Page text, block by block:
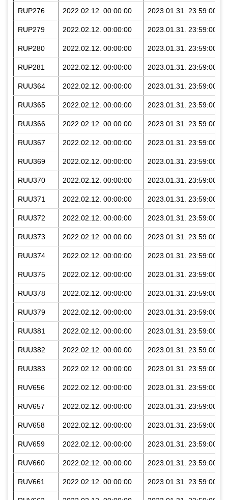
RUP276 2022.02.12. 00:00:00 2023.01.31. 23:59:00
RUP279 2022.02.12. 00:00:00 2023.01.31. 23:59:00
RUP280 2022.02.12. 00:00:00 2023.01.31. 23:59:00
RUP281 2022.02.12. 00:00:00 2023.01.31. 23:59:00
RUU364 2022.02.12. 00:00:00 2023.01.31. 23:59:00
RUU365 2022.02.12. 00:00:00 2023.01.31. 23:59:00
RUU366 2022.02.12. 00:00:00 2023.01.31. 23:59:00
RUU367 2022.02.12. 00:00:00 2023.01.31. 23:59:00
RUU369 2022.02.12. 00:00:00 2023.01.31. 23:59:00
RUU370 2022.02.12. 00:00:00 2023.01.31. 23:59:00
RUU371 2022.02.12. 00:00:00 2023.01.31. 23:59:00
RUU372 2022.02.12. 00:00:00 2023.01.31. 23:59:00
RUU373 2022.02.12. 00:00:00 2023.01.31. 23:59:00
RUU374 2022.02.12. 00:00:00 2023.01.31. 23:59:00
RUU375 2022.02.12. 00:00:00 2023.01.31. 23:59:00
RUU378 2022.02.12. 00:00:00 2023.01.31. 23:59:00
RUU379 2022.02.12. 00:00:00 2023.01.31. 23:59:00
RUU381 2022.02.12. 00:00:00 2023.01.31. 23:59:00
RUU382 2022.02.12. 00:00:00 2023.01.31. 23:59:00
RUU383 2022.02.12. 00:00:00 2023.01.31. 23:59:00
RUV656 2022.02.12. 00:00:00 2023.01.31. 23:59:00
RUV657 2022.02.12. 00:00:00 2023.01.31. 23:59:00
RUV658 2022.02.12. 00:00:00 2023.01.31. 23:59:00
RUV659 2022.02.12. 00:00:00 2023.01.31. 23:59:00
RUV660 2022.02.12. 00:00:00 2023.01.31. 23:59:00
RUV661 2022.02.12. 00:00:00 2023.01.31. 23:59:00